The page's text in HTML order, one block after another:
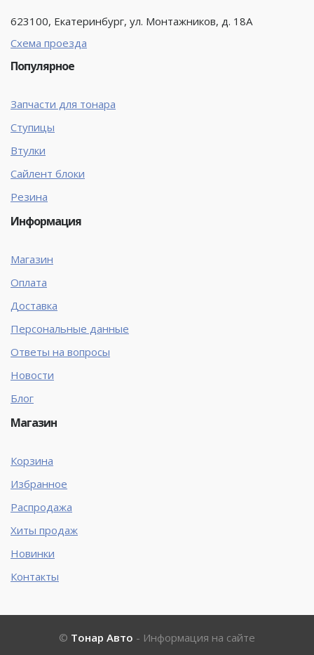
623100, Екатеринбург, ул. Монтажников, д. 18А
Схема проезда
Популярное
Запчасти для тонара
Ступицы
Втулки
Сайлент блоки
Резина
Информация
Магазин
Оплата
Доставка
Персональные данные
Ответы на вопросы
Новости
Блог
Магазин
Корзина
Избранное
Распродажа
Хиты продаж
Новинки
Контакты
© Тонар Авто - Информация на сайте